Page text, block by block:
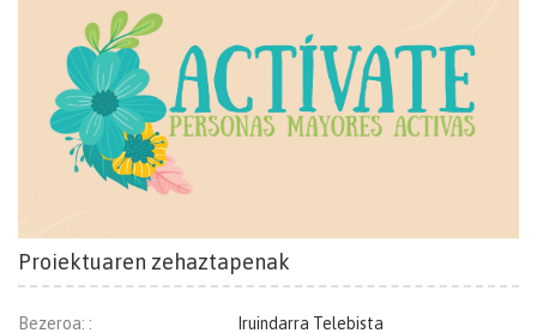
Proiektuaren zehaztapenak
Bezeroa: :
Iruindarra Telebista